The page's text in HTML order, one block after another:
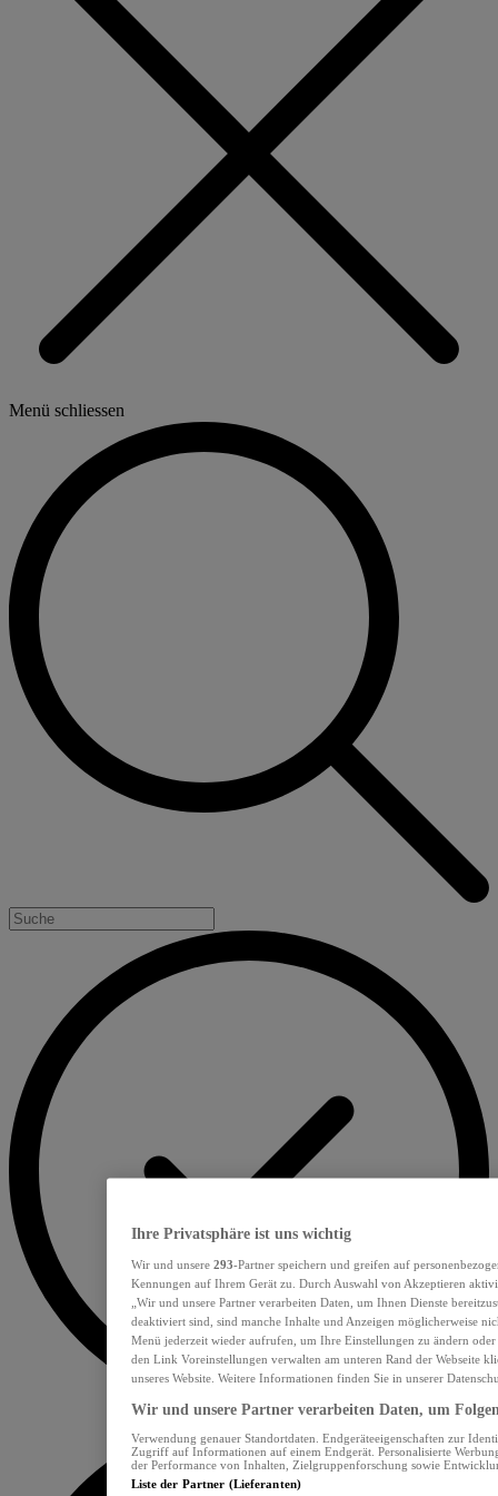
Menü schliessen
Ihre Privatsphäre ist uns wichtig
Wir und unsere 293-Partner speichern und greifen auf
Kennungen auf Ihrem Gerät zu. Durch Auswahl von Akzeptieren
„Wir und unsere Partner verarbeiten Daten, um Ihnen Dienste
deaktiviert sind, sind manche Inhalte und Anzeigen möglicherweise
Menü jederzeit wieder aufrufen, um Ihre Einstellungen zu ändern
den Link Voreinstellungen verwalten am unteren Rand der Webseite
unseres Website. Weitere Informationen finden Sie in unserer
Wir und unsere Partner verarbeiten Daten, um
Verwendung genauer Standortdaten. Endgeräteeigenschaften zur
Zugriff auf Informationen auf einem Endgerät. Personalisierte
der Performance von Inhalten, Zielgruppenforschung sowie
Liste der Partner (Lieferanten)